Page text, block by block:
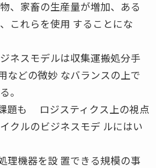
、家畜の生産量が増加、ある
これらを使用 することにな
ネスモデルは収集運搬処分手
などの微妙 なバランスの上で
。
題も ロジスティクス上の視点
クルのビジネスモデ ルにはい
理機器を設 置できる規模の事